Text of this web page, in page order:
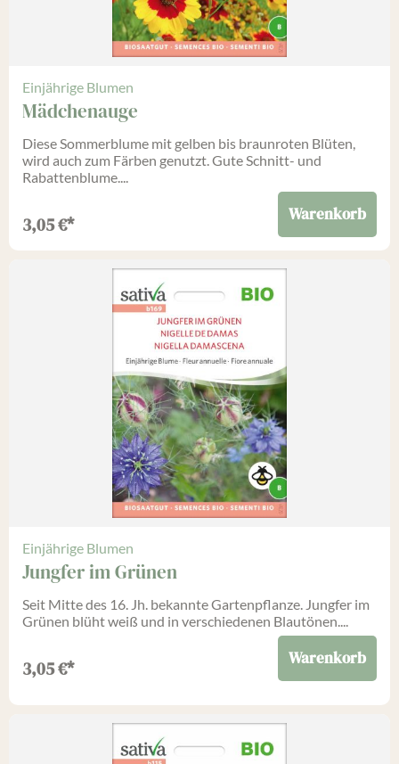
Einjährige Blumen
Mädchenauge
Diese Sommerblume mit gelben bis braunroten Blüten,
wird auch zum Färben genutzt. Gute Schnitt- und
Rabattenblume....
3,05€* Warenkorb
Einjährige Blumen
Jungfer im Grünen
Seit Mitte des 16. Jh. bekannte Gartenpflanze. Jungfer im
Grünen blüht weiß und in verschiedenen Blautönen....
3,05€* Warenkorb